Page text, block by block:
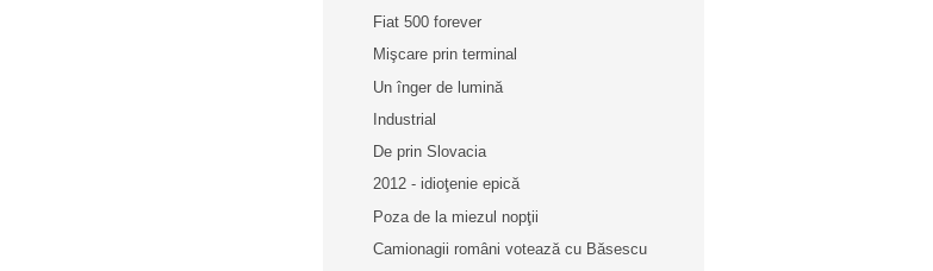
Fiat 500 forever
Mişcare prin terminal
Un înger de lumină
Industrial
De prin Slovacia
2012 - idioţenie epică
Poza de la miezul nopţii
Camionagii români votează cu Băsescu